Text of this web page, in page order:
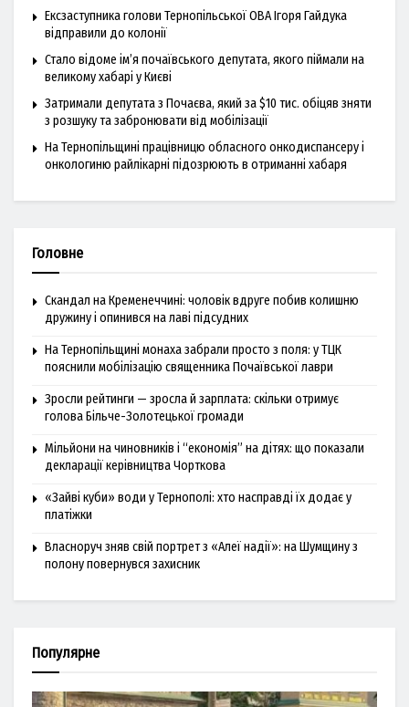
Ексзаступника голови Тернопільської ОВА Ігоря Гайдука
відправили до колонії
Стало відоме ім’я почаївського депутата, якого піймали на
великому хабарі у Києві
Затримали депутата з Почаєва, який за $10 тис. обіцяв зняти
з розшуку та забронювати від мобілізації
На Тернопільщині працівницю обласного онкодиспансеру і
онкологиню райлікарні підозрюють в отриманні хабаря
Головне
Скандал на Кременеччині: чоловік вдруге побив колишню
дружину і опинився на лаві підсудних
На Тернопільщині монаха забрали просто з поля: у ТЦК
пояснили мобілізацію священника Почаївської лаври
Зросли рейтинги — зросла й зарплата: скільки отримує
голова Більче-Золотецької громади
Мільйони на чиновників і “економія” на дітях: що показали
декларації керівництва Чорткова
«Зайві куби» води у Тернополі: хто насправді їх додає у
платіжки
Власноруч зняв свій портрет з «Алеї надії»: на Шумщину з
полону повернувся захисник
Популярне